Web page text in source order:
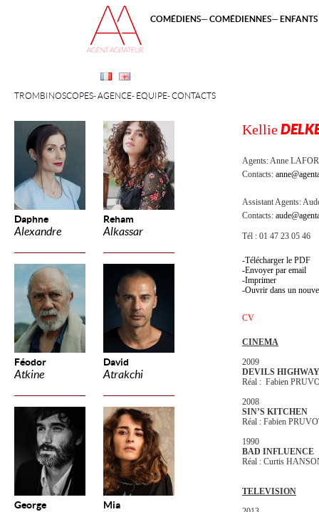
Daphne
Alexandre
Reham
Alkassar
Féodor
Atkine
David
Atrakchi
George Mia
TROMBINOSCOPES AGENCE ÉQUIPE CONTACTS
COMÉDIENS COMÉDIENNES
Kellie
Agents:Anne
Contacts:
Assistant Agents:
Contacts:
Tél : 01 47 23 05 46
Télécharger le PDF
Envoyer par email
Imprimer
Ouvrir dans un
CV
CINEMA
2009
DEVILS HIGHWAY
Réal : Fabien
2008
SIN’S KITCHEN
Réal : Fabien
1990
BAD INFLUENCE
Réal : Curtis
TELEVISION